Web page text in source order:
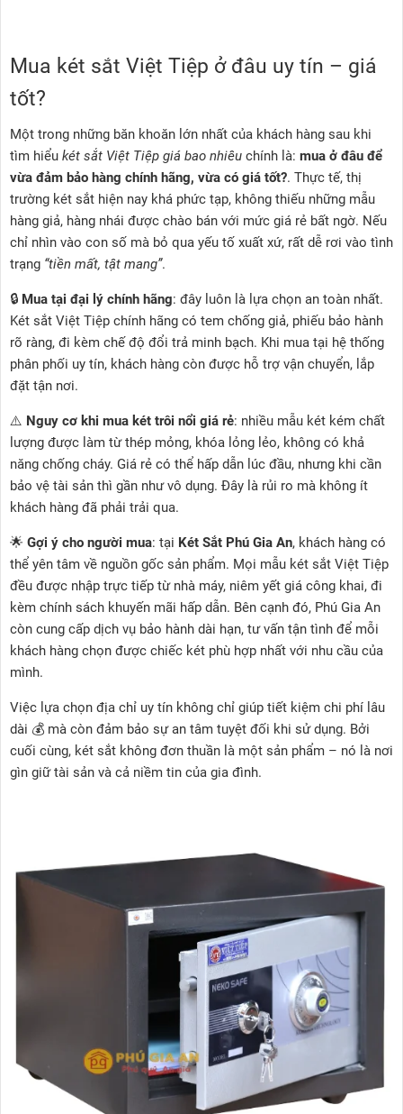
Mua két sắt Việt Tiệp ở đâu uy tín – giá
tốt?
Một trong những băn khoăn lớn nhất của khách hàng sau khi
tìm hiểu két sắt Việt Tiệp giá bao nhiêu chính là: mua ở đâu để
vừa đảm bảo hàng chính hãng, vừa có giá tốt?. Thực tế, thị
trường két sắt hiện nay khá phức tạp, không thiếu những mẫu
hàng giả, hàng nhái được chào bán với mức giá rẻ bất ngờ. Nếu
chỉ nhìn vào con số mà bỏ qua yếu tố xuất xứ, rất dễ rơi vào tình
trạng “tiền mất, tật mang”.
🔒 Mua tại đại lý chính hãng: đây luôn là lựa chọn an toàn nhất.
Két sắt Việt Tiệp chính hãng có tem chống giả, phiếu bảo hành
rõ ràng, đi kèm chế độ đổi trả minh bạch. Khi mua tại hệ thống
phân phối uy tín, khách hàng còn được hỗ trợ vận chuyển, lắp
đặt tận nơi.
⚠️ Nguy cơ khi mua két trôi nổi giá rẻ: nhiều mẫu két kém chất
lượng được làm từ thép mỏng, khóa lỏng lẻo, không có khả
năng chống cháy. Giá rẻ có thể hấp dẫn lúc đầu, nhưng khi cần
bảo vệ tài sản thì gần như vô dụng. Đây là rủi ro mà không ít
khách hàng đã phải trải qua.
🌟 Gợi ý cho người mua: tại Két Sắt Phú Gia An, khách hàng có
thể yên tâm về nguồn gốc sản phẩm. Mọi mẫu két sắt Việt Tiệp
đều được nhập trực tiếp từ nhà máy, niêm yết giá công khai, đi
kèm chính sách khuyến mãi hấp dẫn. Bên cạnh đó, Phú Gia An
còn cung cấp dịch vụ bảo hành dài hạn, tư vấn tận tình để mỗi
khách hàng chọn được chiếc két phù hợp nhất với nhu cầu của
mình.
Việc lựa chọn địa chỉ uy tín không chỉ giúp tiết kiệm chi phí lâu
dài 💰 mà còn đảm bảo sự an tâm tuyệt đối khi sử dụng. Bởi
cuối cùng, két sắt không đơn thuần là một sản phẩm – nó là nơi
gìn giữ tài sản và cả niềm tin của gia đình.